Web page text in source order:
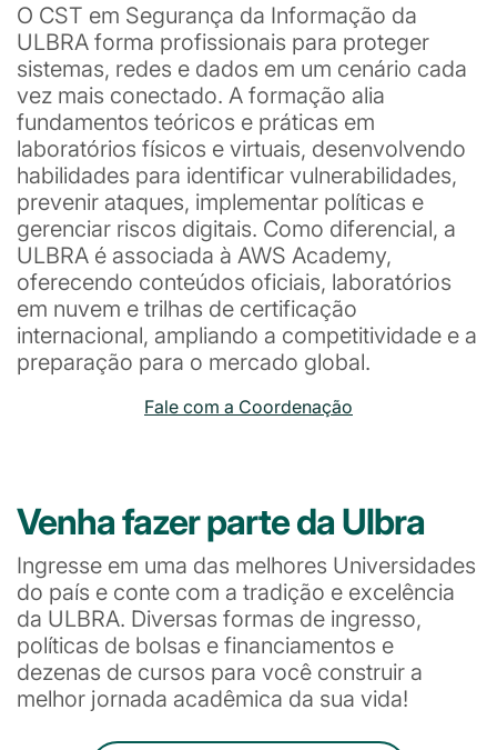
O CST em Segurança da Informação da
ULBRA forma profissionais para proteger
sistemas, redes e dados em um cenário cada
vez mais conectado. A formação alia
fundamentos teóricos e práticas em
laboratórios físicos e virtuais, desenvolvendo
habilidades para identificar vulnerabilidades,
prevenir ataques, implementar políticas e
gerenciar riscos digitais. Como diferencial, a
ULBRA é associada à AWS Academy,
oferecendo conteúdos oficiais, laboratórios
em nuvem e trilhas de certificação
internacional, ampliando a competitividade e a
preparação para o mercado global.
Fale com a Coordenação
Venha fazer parte da Ulbra
Ingresse em uma das melhores Universidades
do país e conte com a tradição e excelência
da ULBRA. Diversas formas de ingresso,
políticas de bolsas e financiamentos e
dezenas de cursos para você construir a
melhor jornada acadêmica da sua vida!